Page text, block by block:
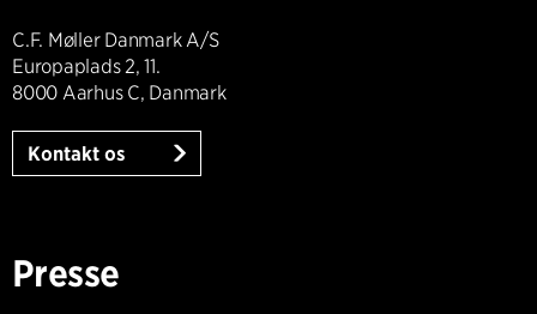
C.F. Møller Danmark A/S
Europaplads 2, 11.
8000 Aarhus C, Danmark
Kontakt os
Presse